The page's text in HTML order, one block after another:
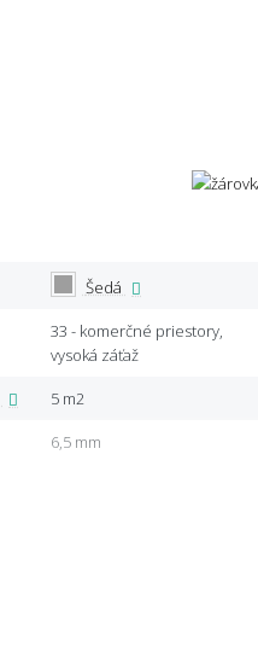
Šedá
33 - komerčné priestory,
vysoká záťaž
5 m2
6,5 mm